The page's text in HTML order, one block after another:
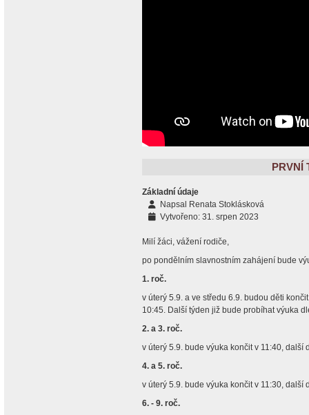
PRVNÍ
Základní údaje
Napsal Renata Stoklásková
Vytvořeno: 31. srpen 2023
Milí žáci, vážení rodiče,
po pondělním slavnostním zahájení bude
1. roč.
v úterý 5.9. a ve středu 6.9. budou děti
10:45. Další týden již bude probíhat výuka
2. a 3. roč.
v úterý 5.9. bude výuka končit v 11:40,
4. a 5. roč.
v úterý 5.9. bude výuka končit v 11:30,
6. - 9. roč.